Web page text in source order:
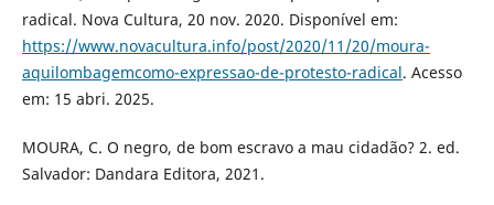
radical. Nova Cultura, 20 nov. 2020. Disponível em:
https://www.novacultura.info/post/2020/11/20/moura-
aquilombagemcomo-expressao-de-protesto-radical. Acesso
em: 15 abri. 2025.
MOURA, C. O negro, de bom escravo a mau cidadão? 2. ed.
Salvador: Dandara Editora, 2021.